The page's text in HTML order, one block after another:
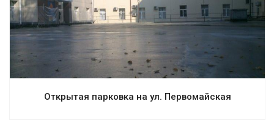
Смотреть проект
Открытая парковка на ул. Первомайская